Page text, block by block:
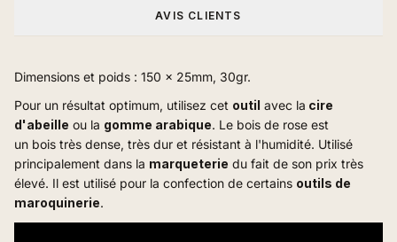
AVIS CLIENTS
Dimensions et poids : 150 x 25mm, 30gr.
Pour un résultat optimum, utilisez cet outil avec la cire
d'abeille ou la gomme arabique. Le bois de rose est
un bois très dense, très dur et résistant à l'humidité. Utilisé
principalement dans la marqueterie du fait de son prix très
élevé. Il est utilisé pour la confection de certains outils de
maroquinerie.